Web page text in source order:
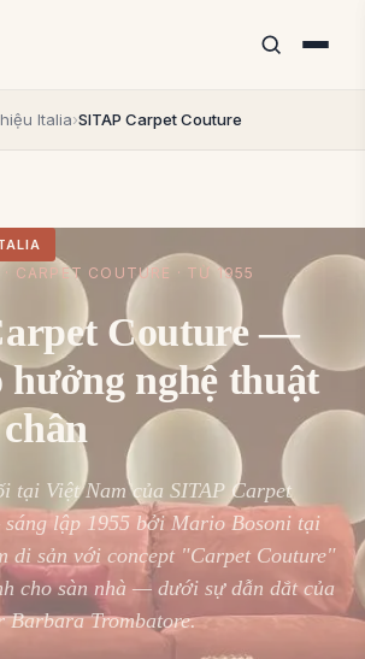
Italia›SITAP Carpet Couture
CARPET COUTURE · TỪ 1955
Couture —
hưởng nghệ thuật
tại Việt Nam của SITAP Carpet
lập 1955 bởi Mario Bosoni tại
di sản với concept "Carpet Couture"
cho sàn nhà — dưới sự dẫn dắt của
Barbara Trombatore.